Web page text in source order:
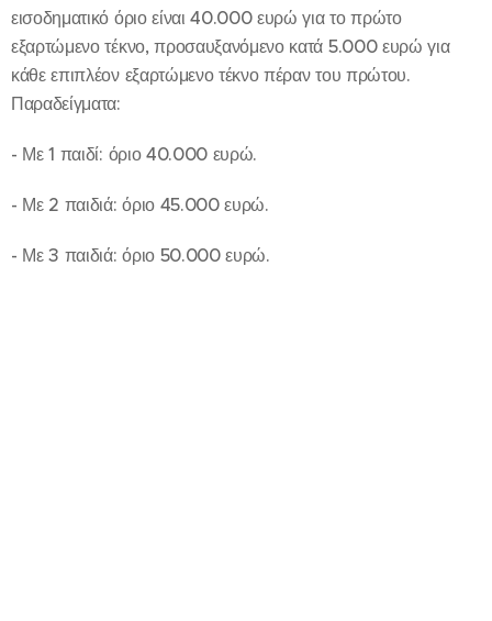
εισοδηματικό όριο είναι 40.000 ευρώ για το πρώτο
εξαρτώμενο τέκνο, προσαυξανόμενο κατά 5.000 ευρώ για
κάθε επιπλέον εξαρτώμενο τέκνο πέραν του πρώτου.
Παραδείγματα:
- Με 1 παιδί: όριο 40.000 ευρώ.
- Με 2 παιδιά: όριο 45.000 ευρώ.
- Με 3 παιδιά: όριο 50.000 ευρώ.